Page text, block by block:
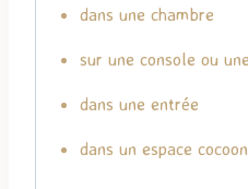
dans une chambre
sur une console ou
dans une entrée
dans un espace